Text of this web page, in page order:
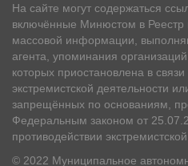
На сайте могут содержаться
включённые Минюстом в Реестр
массовой информации,
агента, упоминания
которых приостановлена в
экстремистской деятельности
запрещённых по основаниям,
Федеральным законом от
противодействии
© 2022 Муниципальное